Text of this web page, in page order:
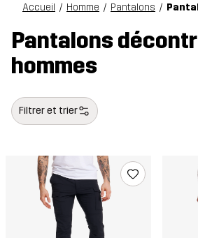
Accueil Homme Pantalons
Pantalons
hommes
Filtrer et trier